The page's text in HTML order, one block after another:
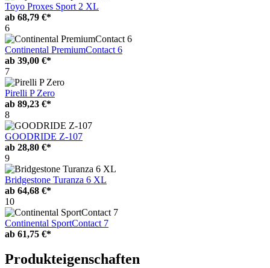
Toyo Proxes Sport 2 XL
ab 68,79 €*
6
Continental PremiumContact 6
ab 39,00 €*
7
Pirelli P Zero
ab 89,23 €*
8
GOODRIDE Z-107
ab 28,80 €*
9
Bridgestone Turanza 6 XL
ab 64,68 €*
10
Continental SportContact 7
ab 61,75 €*
Produkteigenschaften